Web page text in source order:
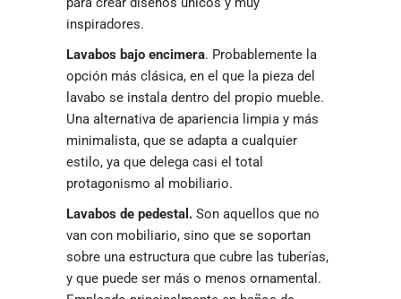
inspiradores.
Lavabos bajo encimera. Probablemente la
opción más clásica, en el que la pieza del
lavabo se instala dentro del propio mueble.
Una alternativa de apariencia limpia y más
minimalista, que se adapta a cualquier
estilo, ya que delega casi el total
protagonismo al mobiliario.
Lavabos de pedestal. Son aquellos que no
van con mobiliario, sino que se soportan
sobre una estructura que cubre las tuberías,
y que puede ser más o menos ornamental.